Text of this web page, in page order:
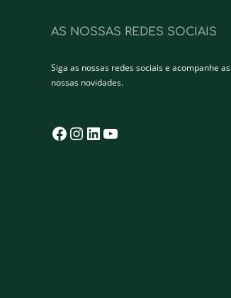
AS NOSSAS REDES SOCIAIS
Siga as nossas redes sociais e acompanhe as
nossas novidades.
Facebook
Instagram
LinkedIn